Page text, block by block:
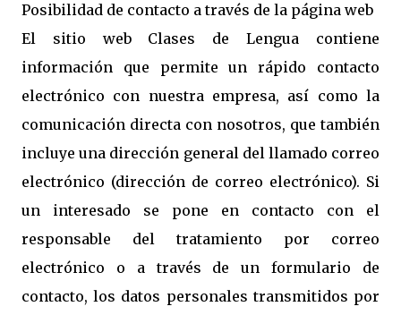
Posibilidad de contacto a través de la página web
El sitio web Clases de Lengua contiene
información que permite un rápido contacto
electrónico con nuestra empresa, así como la
comunicación directa con nosotros, que también
incluye una dirección general del llamado correo
electrónico (dirección de correo electrónico). Si
un interesado se pone en contacto con el
responsable del tratamiento por correo
electrónico o a través de un formulario de
contacto, los datos personales transmitidos por